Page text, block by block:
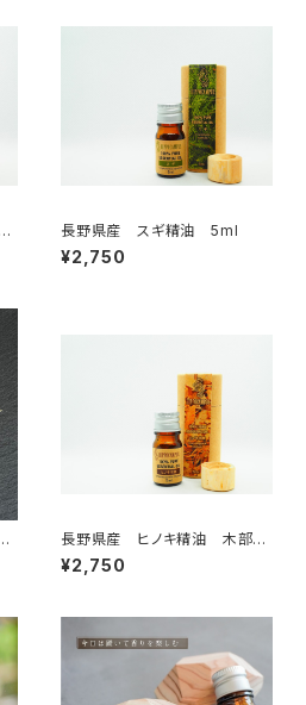
長野県産 スギ精油 5ml
¥2,750
長野県産 ヒノキ精油 木部
5ml
¥2,750